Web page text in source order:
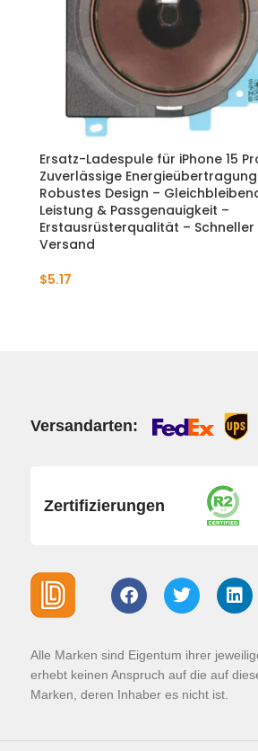
Ersatz-Ladespule für iPhone 15
Zuverlässige
Robustes Design –
Leistung & Passgenauigkeit –
Erstausrüsterqualität – Schneller
Versand
$5.17
Versandarten:
Zertifizierungen
Alle Marken sind Eigentum ihrer
erhebt keinen Anspruch auf die auf
Marken, deren Inhaber es nicht ist.